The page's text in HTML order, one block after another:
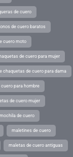
de cuero
de cuero baratos
cuero moto
de cuero para mujer
chaquetas de cuero para dama
para hombre
de cuero mujer
mochila de cuero
maletines de cuero
maletas de cuero antiguas